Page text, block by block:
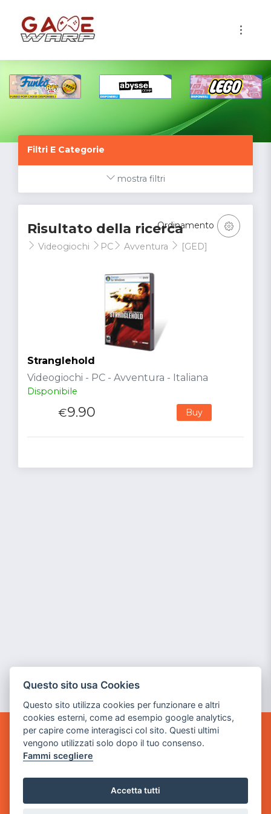
Filtri E Categorie
mostra filtri
Risultato della ricerca
Videogiochi PC Avventura [GED]
Ordinamento
Stranglehold
Videogiochi - PC - Avventura - Italiana
Disponibile
€9.90 Buy
GAME WARP
BY POWER GAME SRL
Sede Legale
via Villaggio dei Platani, 3
- 25014 Castenedolo, Brescia
Questo sito usa Cookies
Questo sito utilizza cookies per funzionare e altri
cookies esterni, come ad esempio google analytics,
per capire come interagisci col sito. Questi ultimi
vengono utilizzati solo dopo il tuo consenso.
Fammi scegliere
Accetta tutti